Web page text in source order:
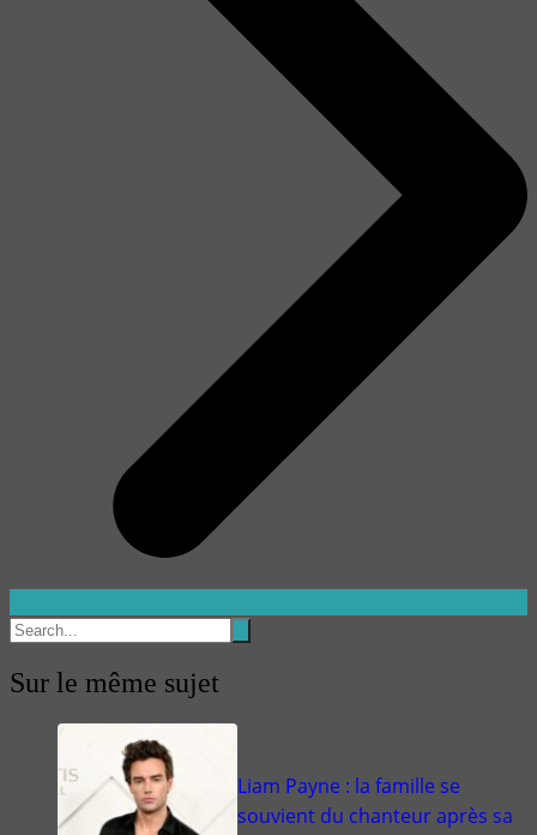
Sur le même sujet
Liam Payne : la famille se
souvient du chanteur après sa